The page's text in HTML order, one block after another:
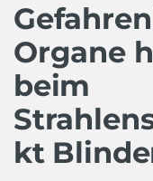
Organe
beim
kt